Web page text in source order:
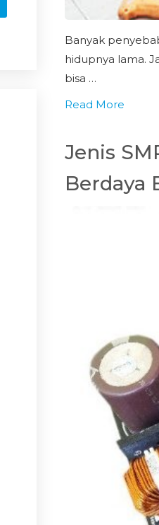
Banyak
hidupnya lama.
bisa …
Read More
Jenis
Berdaya